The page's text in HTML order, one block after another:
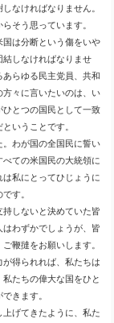
なければなりません。
そう思っています。
は分断という傷をいや
結しなければなりませ
あらゆる民主党員、共和
方々に言いたいのは、い
ひとつの国民として一致
いうことです。
わが国の全国民に誓い
べての米国民の大統領に
は私にとってひじょうに
す。
しないと決めていた皆
はわずかでしょうが、皆
鞭撻をお願いします。
が得られれば、私たちは
私たちの偉大な国をひと
きます。
げてきたように、私た